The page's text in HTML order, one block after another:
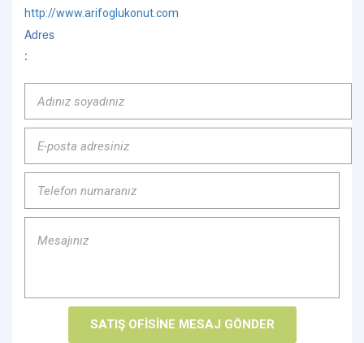
http://www.arifoglukonut.com
Adres
: